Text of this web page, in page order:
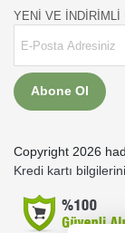
YENİ VE İNDİRİMLİ
Abone Ol
Copyright 2026
Kredi kartı